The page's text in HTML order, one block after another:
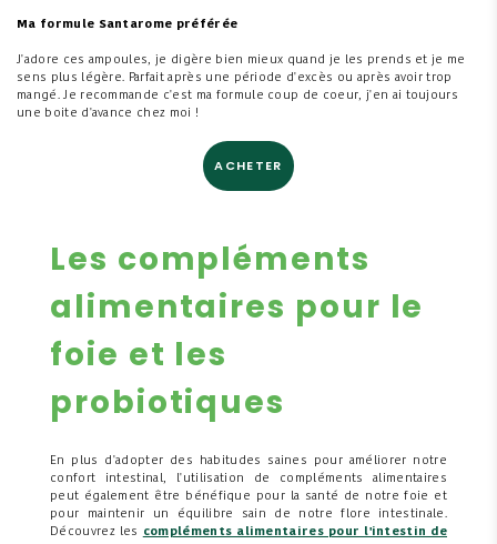
Ma formule Santarome préférée
J'adore ces ampoules, je digère bien mieux quand je les prends et je me
sens plus légère. Parfait après une période d'excès ou après avoir trop
mangé. Je recommande c'est ma formule coup de coeur, j'en ai toujours
une boite d'avance chez moi !
ACHETER
Les compléments
alimentaires pour le
foie et les
probiotiques
En plus d'adopter des habitudes saines pour améliorer notre
confort intestinal, l'utilisation de compléments alimentaires
peut également être bénéfique pour la santé de notre foie et
pour maintenir un équilibre sain de notre flore intestinale.
Découvrez les
compléments alimentaires pour l'intestin de